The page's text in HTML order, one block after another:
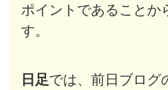
ポイントであることか
す。
日足では、前日ブログ